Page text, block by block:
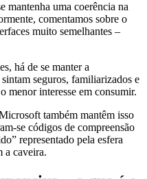
mantenha uma coerência na
comentamos sobre o
muito semelhantes –
há de se manter a
seguros, familiarizados e
menor interesse em consumir.
também mantêm isso
se códigos de compreensão
representado pela esfera
a caveira.